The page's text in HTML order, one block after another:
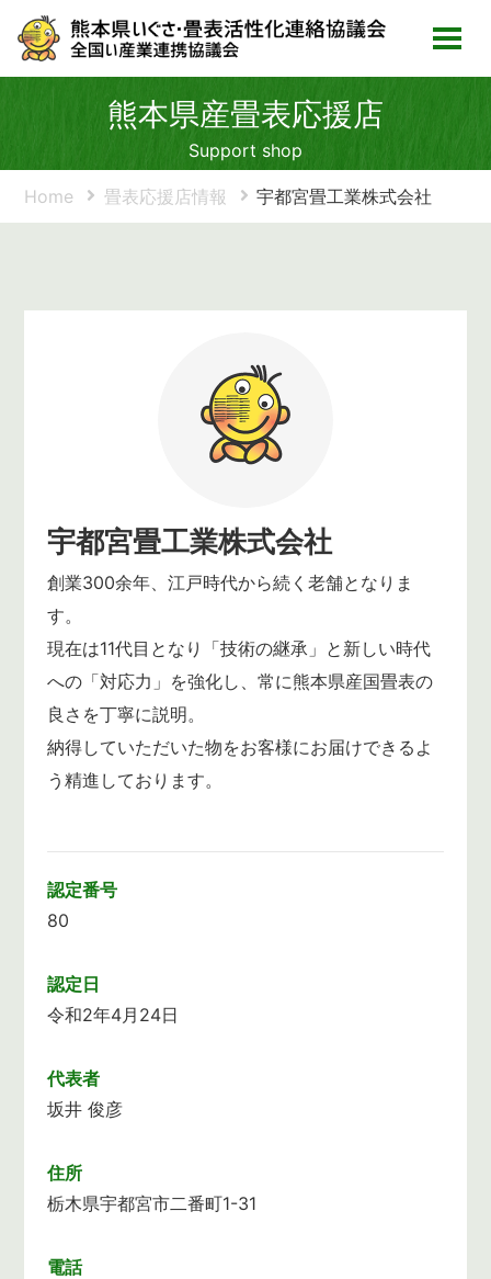
熊本県産畳表応援店
Support shop
Home 畳表応援店情報 宇都宮畳工業株式会社
宇都宮畳工業株式会社
創業300余年、江戸時代から続く老舗となりま
す。
現在は11代目となり「技術の継承」と新しい時代
への「対応力」を強化し、常に熊本県産国畳表の
良さを丁寧に説明。
納得していただいた物をお客様にお届けできるよ
う精進しております。
認定番号
80
認定日
令和2年4月24日
代表者
坂井 俊彦
住所
栃木県宇都宮市二番町1-31
電話